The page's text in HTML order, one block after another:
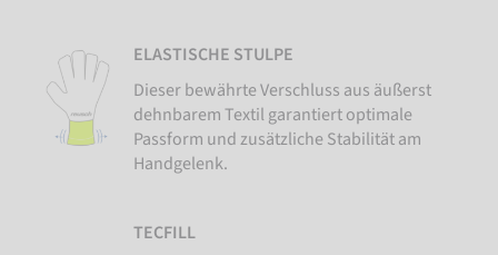
ELASTISCHE STULPE
Dieser bewährte Verschluss aus äußerst
dehnbarem Textil garantiert optimale
Passform und zusätzliche Stabilität am
Handgelenk.
TECFILL